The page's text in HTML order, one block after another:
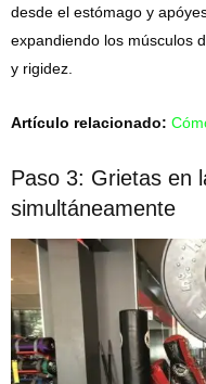
desde el estómago y
expandiendo los músculos
y rigidez.
Artículo relacionado:
Paso 3: Grietas en
simultáneamente